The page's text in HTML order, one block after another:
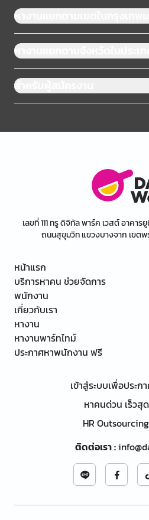
หางานแยกตามเขตในกรุงเทพม
หางานแยกตามจังหวัดในประเทศ
สำหรับผู้สมัครงาน
เลขที่ 111 ทรู ดิจิทัล พาร์ค เวสต์ อาคา
ถนนสุขุมวิท แขวงบางจาก เขตพ
หน้าแรก
บริการหาคน ช่วยจัดการ
พนักงาน
เกี่ยวกับเรา
หางาน
หางานพาร์ทไทม์
ประกาศหาพนักงาน ฟรี
เข้าสู่ระบบเพื่อประก
หาคนด่วน เร็วสุ
HR
ติดต่อเรา: